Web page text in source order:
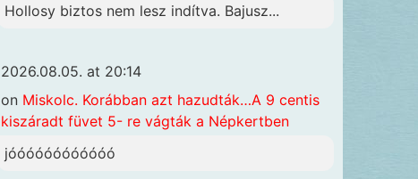
Hollosy biztos nem lesz indítva. Bajusz...
2026.08.05. at 20:14
on Miskolc. Korábban azt hazudták…A 9 centis
kiszáradt füvet 5- re vágták a Népkertben
jóóóóóóóóóóóó